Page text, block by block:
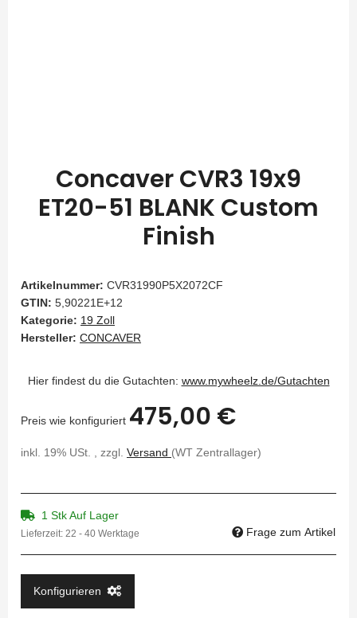
Concaver CVR3 19x9
ET20-51 BLANK Custom
Finish
Artikelnummer: CVR31990P5X2072CF
GTIN: 5,90221E+12
Kategorie: 19 Zoll
Hersteller: CONCAVER
Hier findest du die Gutachten: www.mywheelz.de/Gutachten
Preis wie konfiguriert 475,00 €
inkl. 19% USt. , zzgl. Versand (WT Zentrallager)
1 Stk Auf Lager
Lieferzeit: 22 - 40 Werktage Frage zum Artikel
Konfigurieren